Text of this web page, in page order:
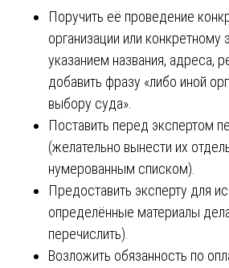
Поручить её проведение
организации или конкретному
указанием названия, адреса,
добавить фразу «либо иной
выбору суда».
Поставить перед экспертом
(желательно вынести их
нумерованным списком).
Предоставить эксперту для
определённые материалы
перечислить).
Возложить обязанность по